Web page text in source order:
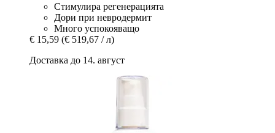
Стимулира регенерацията
Дори при невродермит
Много успокояващо
€ 15,59 (€ 519,67 / л)
Доставка до 14. август